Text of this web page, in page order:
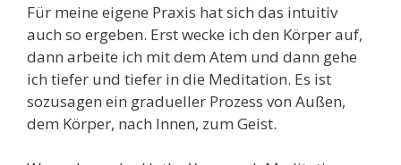
Für meine eigene Praxis hat sich das intuitiv
auch so ergeben. Erst wecke ich den Körper auf,
dann arbeite ich mit dem Atem und dann gehe
ich tiefer und tiefer in die Meditation. Es ist
sozusagen ein gradueller Prozess von Außen,
dem Körper, nach Innen, zum Geist.